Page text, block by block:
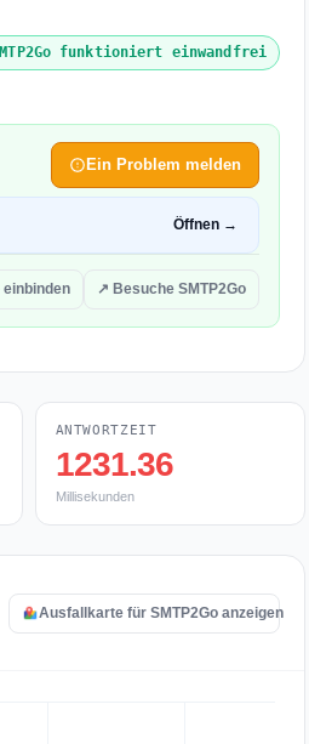
funktioniert einwandfrei
Ein Problem melden
Öffnen →
↗ Besuche SMTP2Go
ANTWORTZEIT
1231.36
Millisekunden
Ausfallkarte für SMTP2Go anzeigen